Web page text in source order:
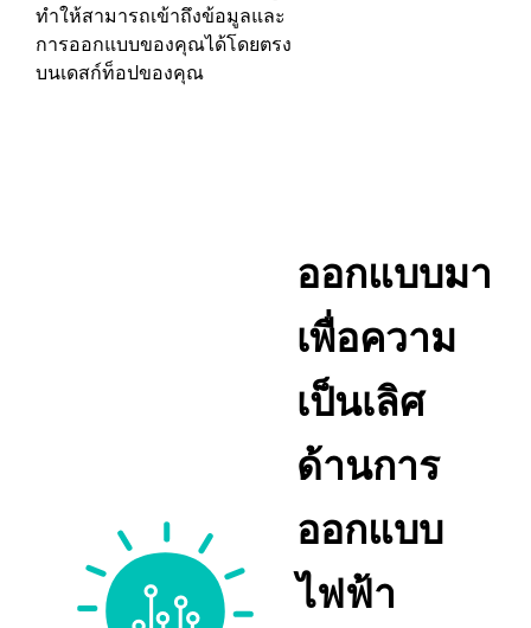
ทำให้สามารถเข้าถึงข้อมูลและ
การออกแบบของคุณได้โดยตรง
บนเดสก์ท็อปของคุณ
ออกแบบมา
เพื่อความ
เป็นเลิศ
ด้านการ
ออกแบบ
ไฟฟ้า